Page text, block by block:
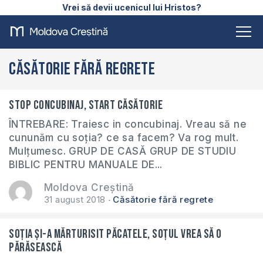
Vrei să devii ucenicul lui Hristos?
Căsătorie fără regrete
STOP concubinaj, START căsătorie
ÎNTREBARE: Traiesc in concubinaj. Vreau să ne
cununăm cu soția? ce sa facem? Va rog mult.
Mulțumesc. GRUP DE CASĂ GRUP DE STUDIU
BIBLIC PENTRU MANUALE DE...
Moldova Creștină
31 august 2018 Căsătorie fără regrete
Soția și-a mărturisit păcatele, soțul vrea să o
părăsească